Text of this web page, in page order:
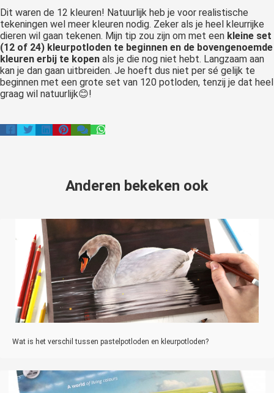
Dit waren de 12 kleuren! Natuurlijk heb je voor realistische
tekeningen wel meer kleuren nodig. Zeker als je heel kleurrijke
dieren wil gaan tekenen. Mijn tip zou zijn om met een kleine set
(12 of 24) kleurpotloden te beginnen en de bovengenoemde
kleuren erbij te kopen als je die nog niet hebt. Langzaam aan
kan je dan gaan uitbreiden. Je hoeft dus niet per sé gelijk te
beginnen met een grote set van 120 potloden, tenzij je dat heel
graag wil natuurlijk😊!
Anderen bekeken ook
Wat is het verschil tussen pastelpotloden en kleurpotloden?